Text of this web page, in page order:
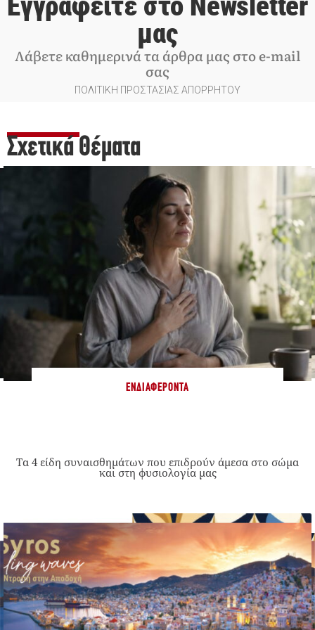
μας
Λάβετε καθημερινά τα άρθρα μας στο e-mail
σας
ΠΟΛΙΤΙΚΗ ΠΡΟΣΤΑΣΙΑΣ ΑΠΟΡΡΗΤΟΥ
Σχετικά Θέματα
ΕΝΔΙΑΦΈΡΟΝΤΑ
Τα 4 είδη συναισθημάτων που επιδρούν άμεσα στο σώμα
και στη φυσιολογία μας